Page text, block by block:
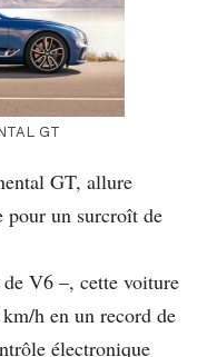
GT
GT, allure
pour un surcroît de
V6 –, cette voiture
h en un record de
électronique